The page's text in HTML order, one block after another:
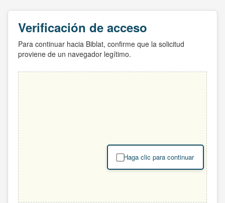
Verificación de acceso
Para continuar hacia Biblat, confirme que la solicitud
proviene de un navegador legítimo.
Haga clic para continuar